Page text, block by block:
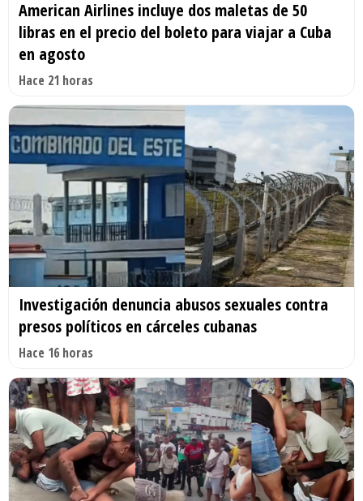
American Airlines incluye dos maletas de 50
libras en el precio del boleto para viajar a Cuba
en agosto
Hace 21 horas
Investigación denuncia abusos sexuales contra
presos políticos en cárceles cubanas
Hace 16 horas